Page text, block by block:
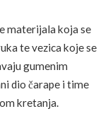
materijala koja se
te vezica koje se
gumenim
dio čarape i time
kretanja.